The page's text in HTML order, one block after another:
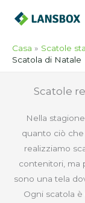
Casa Scatole
Scatola di Natale
Scatole
Nella
quanto ciò
realizziamo
contenitori, ma
sono una tela
Ogni scatola